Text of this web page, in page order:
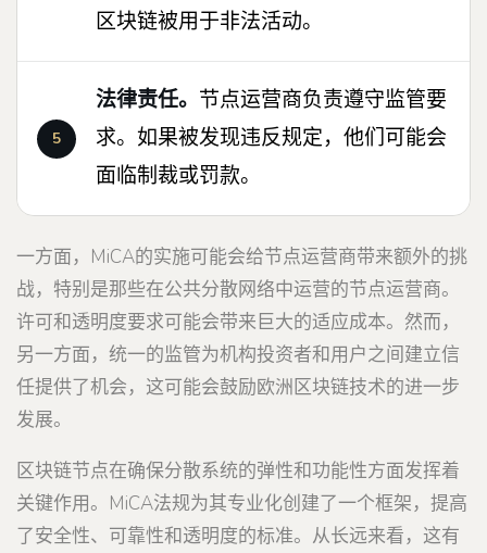
区块链被用于非法活动。
法律责任。 节点运营商负责遵守监管要
求。如果被发现违反规定，他们可能会
面临制裁或罚款。
一方面，MiCA的实施可能会给节点运营商带来额外的挑
战，特别是那些在公共分散网络中运营的节点运营商。
许可和透明度要求可能会带来巨大的适应成本。然而，
另一方面，统一的监管为机构投资者和用户之间建立信
任提供了机会，这可能会鼓励欧洲区块链技术的进一步
发展。
区块链节点在确保分散系统的弹性和功能性方面发挥着
关键作用。MiCA法规为其专业化创建了一个框架，提高
了安全性、可靠性和透明度的标准。从长远来看，这有